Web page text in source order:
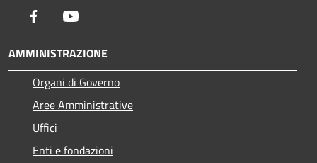
Facebook
AMMINISTRAZIONE
Organi di Governo
Aree Amministrative
Uffici
Enti e fondazioni